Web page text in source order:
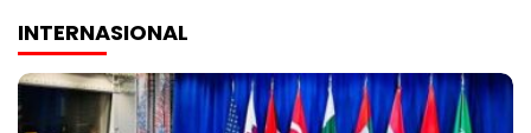
INTERNASIONAL